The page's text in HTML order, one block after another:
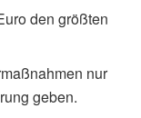
den größten
nur
geben.